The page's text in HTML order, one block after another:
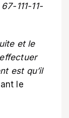
67-111-11-
et le
est qu’il
le